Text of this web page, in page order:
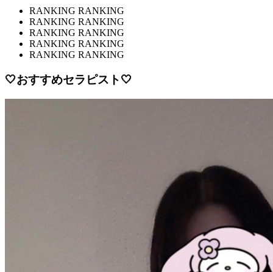
RANKING RANKING
RANKING RANKING
RANKING RANKING
RANKING RANKING
RANKING RANKING
🤍おすすめセラピスト🤍